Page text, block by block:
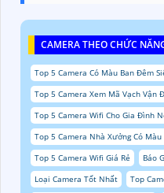
CAMERA THEO CHỨC
Top 5 Camera Có Màu Ban Đêm
Top 5 Camera Xem Mã Vạch Vận
Top 5 Camera Wifi Cho Gia Đình
Top 5 Camera Nhà Xưởng Có
Top 5 Camera Wifi Giá Rẻ
Báo
Loại Camera Tốt Nhất
Top